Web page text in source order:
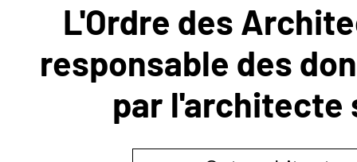
NOUS
CONTACTER
L'Ordre des
responsable des
par l'architecte